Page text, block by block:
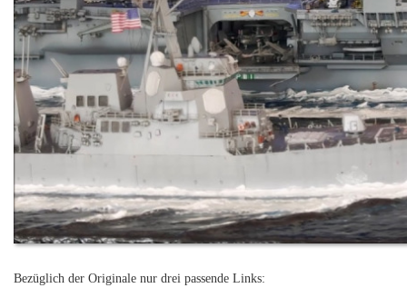
Bezüglich der Originale nur drei passende Links: